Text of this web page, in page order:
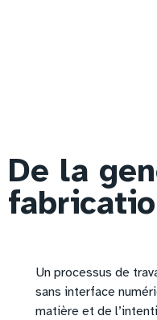
De la
Un processus de
sans interface
matière et de